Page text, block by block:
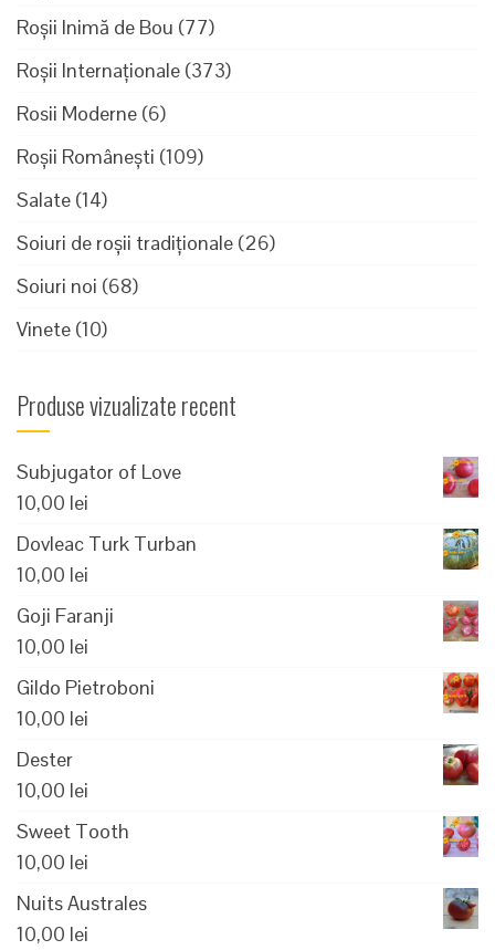
Roșii Inimă de Bou (77)
Roșii Internaționale (373)
Rosii Moderne (6)
Roșii Românești (109)
Salate (14)
Soiuri de roșii tradiționale (26)
Soiuri noi (68)
Vinete (10)
Produse vizualizate recent
Subjugator of Love
10,00 lei
Dovleac Turk Turban
10,00 lei
Goji Faranji
10,00 lei
Gildo Pietroboni
10,00 lei
Dester
10,00 lei
Sweet Tooth
10,00 lei
Nuits Australes
10,00 lei